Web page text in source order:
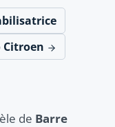
Citroen
de Barre